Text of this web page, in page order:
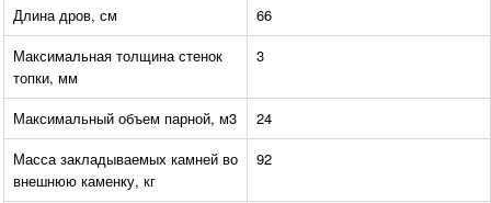
Длина дров, см
66
Максимальная толщина стенок
топки, мм
3
Максимальный объем парной, м3
24
Масса закладываемых камней во
внешнюю каменку, кг
92